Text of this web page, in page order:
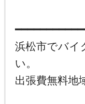
浜松市でバイ
い。
出張費無料地